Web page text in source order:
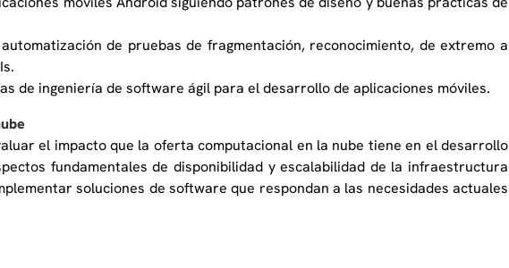
de pruebas de fragmentación, reconocimiento, de extremo a
de ingeniería de software ágil para el desarrollo de aplicaciones móviles.
el impacto que la oferta computacional en la nube tiene en el desarrollo
fundamentales de disponibilidad y escalabilidad de la infraestructura
soluciones de software que respondan a las necesidades actuales